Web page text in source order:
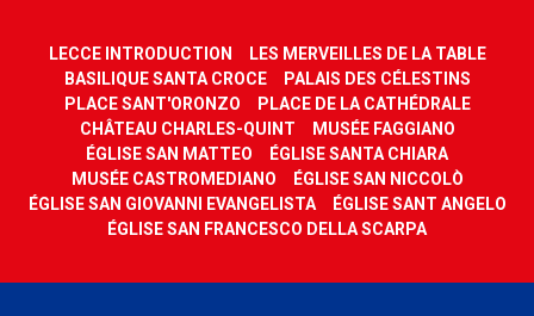
LECCE INTRODUCTION
LES MERVEILLES DE LA TABLE
BASILIQUE SANTA CROCE
PALAIS DES CÉLESTINS
PLACE SANT'ORONZO
PLACE DE LA CATHÉDRALE
CHÂTEAU CHARLES-QUINT
MUSÉE FAGGIANO
ÉGLISE SAN MATTEO
ÉGLISE SANTA CHIARA
MUSÉE CASTROMEDIANO
ÉGLISE SAN NICCOLÒ
ÉGLISE SAN GIOVANNI EVANGELISTA
ÉGLISE SANT ANGELO
ÉGLISE SAN FRANCESCO DELLA SCARPA